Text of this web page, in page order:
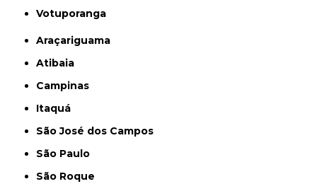
Votuporanga
Araçariguama
Atibaia
Campinas
Itaquá
São José dos Campos
São Paulo
São Roque